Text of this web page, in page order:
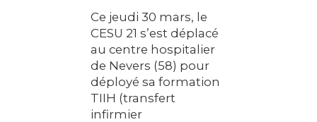
Ce jeudi 30 mars, le
CESU 21 s’est déplacé
au centre hospitalier
de Nevers (58) pour
déployé sa formation
TIIH (transfert
infirmier